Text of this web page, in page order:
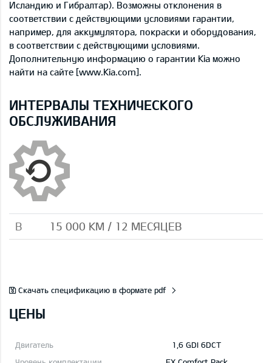
Исландию и Гибралтар). Возможны отклонения в
соответствии с действующими условиями гарантии,
например, для аккумулятора, покраски и оборудования,
в соответствии с действующими условиями.
Дополнительную информацию о гарантии Kia можно
найти на сайте [www.Kia.com].
ИНТЕРВАЛЫ ТЕХНИЧЕСКОГО
ОБСЛУЖИВАНИЯ
B 15 000 КМ / 12 МЕСЯЦЕВ
Скачать спецификацию в формате pdf
ЦЕНЫ
1,6 GDI 6DCT